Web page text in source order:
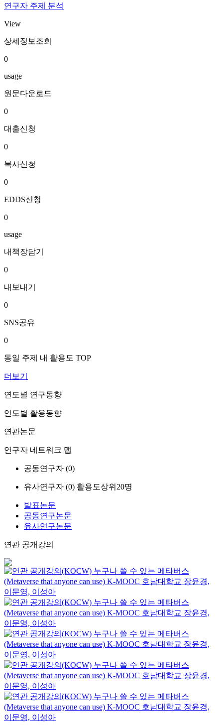
연구자 주제 분석
View
상세정보조회
0
usage
원문다운로드
0
대출신청
0
복사신청
0
EDDS신청
0
usage
내책장담기
0
내보내기
0
SNS공유
0
동일 주제 내 활용도 TOP
더보기
연도별 연구동향
연도별 활용동향
연관논문
연구자 네트워크 맵
공동연구자 (0)
유사연구자 (0) 활용도상위20명
발표논문
공동연구논문
유사연구논문
연관 공개강의
누구나 쓸 수 있는 메타버스
(Metaverse that anyone can use) K-MOOC 호남대학교 장윤경,
이문영, 이성아
누구나 쓸 수 있는 메타버스
(Metaverse that anyone can use) K-MOOC 호남대학교 장윤경,
이문영, 이성아
누구나 쓸 수 있는 메타버스
(Metaverse that anyone can use) K-MOOC 호남대학교 장윤경,
이문영, 이성아
누구나 쓸 수 있는 메타버스
(Metaverse that anyone can use) K-MOOC 호남대학교 장윤경,
이문영, 이성아
누구나 쓸 수 있는 메타버스
(Metaverse that anyone can use) K-MOOC 호남대학교 장윤경,
이문영, 이성아